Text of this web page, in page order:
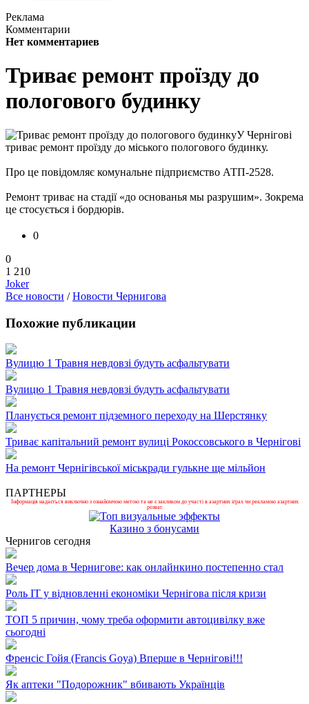
Реклама
Комментарии
Нет комментариев
Триває ремонт проїзду до
пологового будинку
У Чернігові
триває ремонт проїзду до міського пологового будинку.
Про це повідомляє комунальне підприємство АТП-2528.
Ремонт триває на стадії «до основанья мы разрушим». Зокрема
це стосується і бордюрів.
0
0
1 210
Joker
Все новости /Новости Чернигова
Похожие публикации
Вулицю 1 Травня невдовзі будуть асфальтувати
Вулицю 1 Травня невдовзі будуть асфальтувати
Планується ремонт підземного переходу на Шерстянку
Триває капітальний ремонт вулиці Рокоссовського в Чернігові
На ремонт Чернігівської міськради гулькне ще мільйон
ПАРТНЕРЫ
Інформація надається виключно з ознайомчою метою та не є закликом до участі в азартних іграх чи рекламою азартних
розваг.
Казино з бонусами
Чернигов сегодня
Вечер дома в Чернигове: как онлайнкино постепенно стал
Роль ІТ у відновленні економіки Чернігова після кризи
ТОП 5 причин, чому треба оформити автоцивілку вже
сьогодні
Френсіс Гойя (Francis Goya) Вперше в Чернігові!!!
Як аптеки "Подорожник" вбивають Українців